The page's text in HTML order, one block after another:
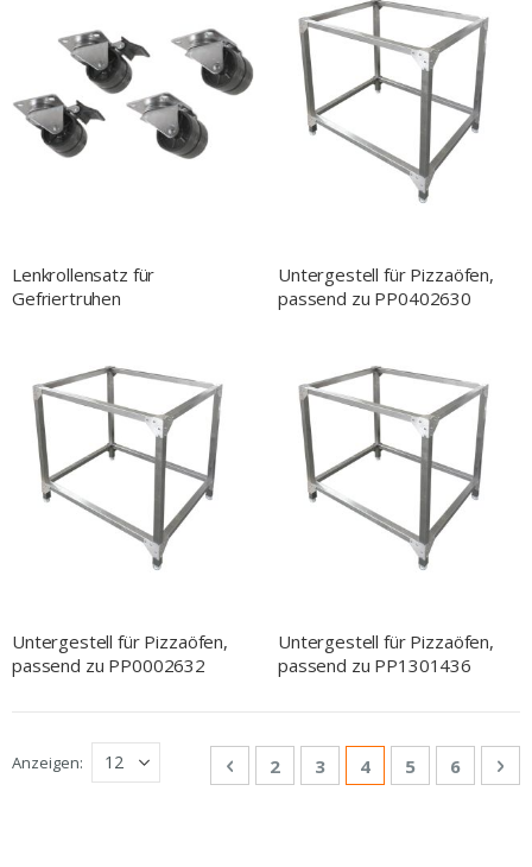
Lenkrollensatz für
Gefriertruhen
Untergestell für Pizzaöfen,
passend zu PP0402630
Untergestell für Pizzaöfen,
passend zu PP0002632
Untergestell für Pizzaöfen,
passend zu PP1301436
Seite
ZurückSeite
2 Seite
3 Sie lesen gerade
4 Seite
5 Seite
6
Anzeigen